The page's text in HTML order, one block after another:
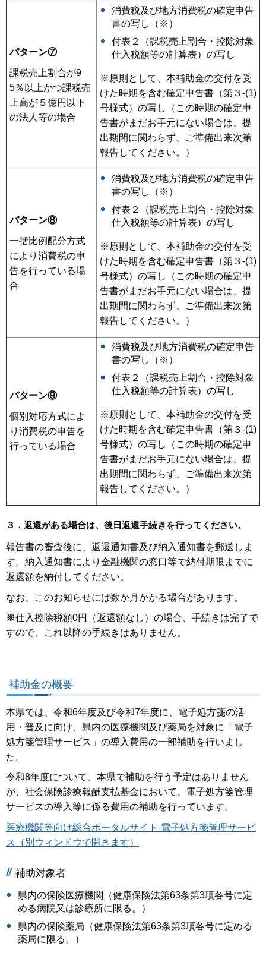
パターン⑦
課税売上割合が9
5％以上かつ課税売
上高が５億円以下
の法人等の場合
消費税及び地方消費税の確定申告
書の写し（※）
付表２（課税売上割合・控除対象
仕入税額等の計算表）の写し
※原則として、本補助金の交付を受
けた時期を含む確定申告書（第３-(1)
号様式）の写し（この時期の確定申
告書がまだお手元にない場合は、提
出期間に関わらず、ご準備出来次第
報告してください。）
パターン⑧
一括比例配分方式
により消費税の申
告を行っている場
合
消費税及び地方消費税の確定申告
書の写し（※）
付表２（課税売上割合・控除対象
仕入税額等の計算表）の写し
※原則として、本補助金の交付を受
けた時期を含む確定申告書（第３-(1)
号様式）の写し（この時期の確定申
告書がまだお手元にない場合は、提
出期間に関わらず、ご準備出来次第
報告してください。）
パターン⑨
個別対応方式によ
り消費税の申告を
行っている場合
消費税及び地方消費税の確定申告
書の写し（※）
付表２（課税売上割合・控除対象
仕入税額等の計算表）の写し
※原則として、本補助金の交付を受
けた時期を含む確定申告書（第３-(1)
号様式）の写し（この時期の確定申
告書がまだお手元にない場合は、提
出期間に関わらず、ご準備出来次第
報告してください。）
３．返還がある場合は、後日返還手続きを行ってください。
報告書の審査後に、返還通知書及び納入通知書を郵送しま
す。納入通知書により金融機関の窓口等で納付期限までに
返還額を納付してください。
なお、このお知らせには数か月かかる場合があります。
※仕入控除税額0円（返還額なし）の場合、手続きは完了で
すので、これ以降の手続きはありません。
補助金の概要
本県では、令和6年度及び令和7年度に、電子処方箋の活
用・普及に向け、県内の医療機関及び薬局を対象に「電子
処方箋管理サービス」の導入費用の一部補助を行いまし
た。
令和8年度について、本県で補助を行う予定はありません
が、社会保険診療報酬⽀払基⾦において、電⼦処⽅箋管理
サービスの導⼊等に係る費⽤の補助を⾏っています。
医療機関等向け総合ポータルサイト-電⼦処⽅箋管理サービ
ス（別ウィンドウで開きます）
補助対象者
県内の保険医療機関（健康保険法第63条第3項各号に定
める病院又は診療所に限る。）
県内の保険薬局（健康保険法第63条第3項各号に定める
薬局に限る。）